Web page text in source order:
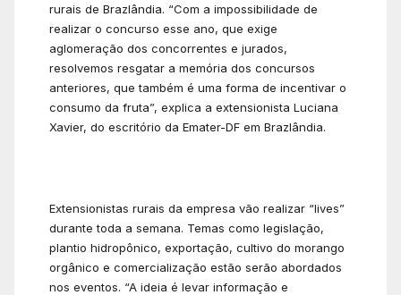
rurais de Brazlândia. “Com a impossibilidade de
realizar o concurso esse ano, que exige
aglomeração dos concorrentes e jurados,
resolvemos resgatar a memória dos concursos
anteriores, que também é uma forma de incentivar o
consumo da fruta”, explica a extensionista Luciana
Xavier, do escritório da Emater-DF em Brazlândia.
Extensionistas rurais da empresa vão realizar “lives”
durante toda a semana. Temas como legislação,
plantio hidropônico, exportação, cultivo do morango
orgânico e comercialização estão serão abordados
nos eventos. “A ideia é levar informação e